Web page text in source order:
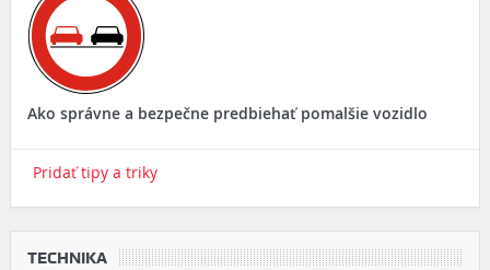
Ako správne a bezpečne predbiehať pomalšie vozidlo
Pridať tipy a triky
TECHNIKA